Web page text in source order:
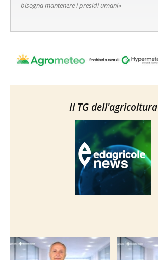
bisogna mantenere i presidi umani»
Il TG dell'agricoltura